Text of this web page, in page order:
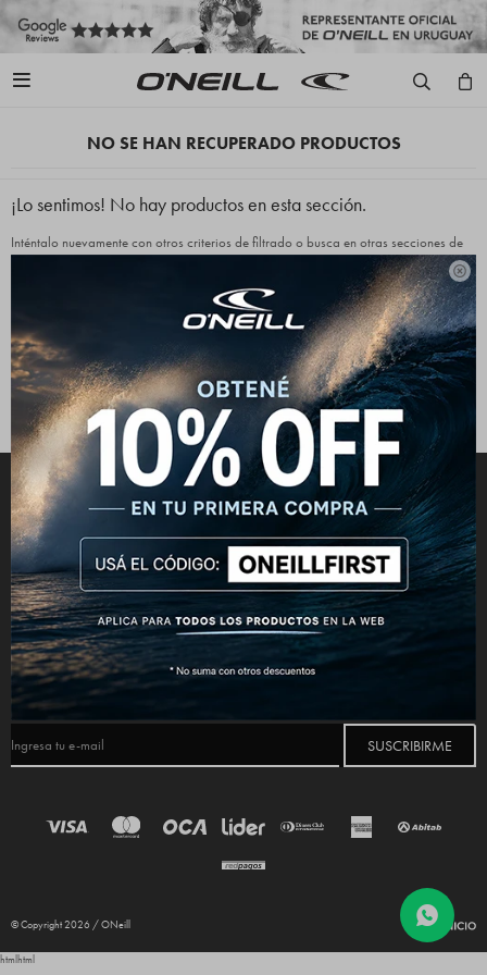


NO SE HAN RECUPERADO PRODUCTOS
¡Lo sentimos! No hay productos en esta sección.
Inténtalo nuevamente con otros criterios de filtrado o busca en otras secciones de
Filtrando por: O'Neill Quitar filtros
Te recomendamos quitar: Lycras Juvenil Varón
CONECTATE
  
NEWSLETTER
¡Suscribite y recibí todas nuestras novedades!
SUSCRIBIRME
© Copyright 2026 / ONeill
htmlhtml